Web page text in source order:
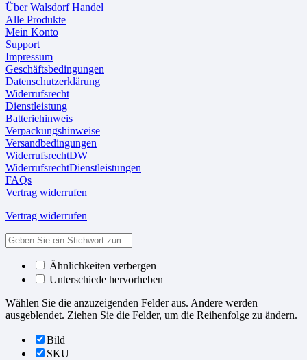
Über Walsdorf Handel
Alle Produkte
Mein Konto
Support
Impressum
Geschäftsbedingungen
Datenschutzerklärung
Widerrufsrecht
Dienstleistung
Batteriehinweis
Verpackungshinweise
Versandbedingungen
WiderrufsrechtDW
WiderrufsrechtDienstleistungen
FAQs
Vertrag widerrufen
Vertrag widerrufen
Ähnlichkeiten verbergen
Unterschiede hervorheben
Wählen Sie die anzuzeigenden Felder aus. Andere werden
ausgeblendet. Ziehen Sie die Felder, um die Reihenfolge zu ändern.
Bild
SKU